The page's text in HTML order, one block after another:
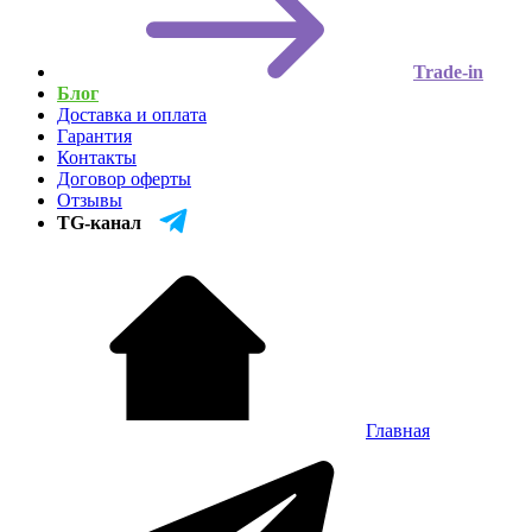
Trade-in
Блог
Доставка и оплата
Гарантия
Контакты
Договор оферты
Отзывы
TG-канал
Главная